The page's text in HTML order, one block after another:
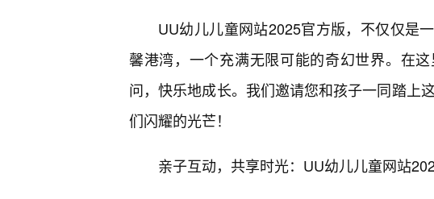
UU幼儿儿童网站2025官方版，不仅仅是
馨港湾，一个充满无限可能的奇幻世界。在
问，快乐地成长。我们邀请您和孩子一同踏上
们闪耀的光芒！
亲子互动，共享时光：UU幼儿儿童网站